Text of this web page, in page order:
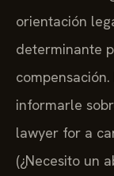
orientación
determinante
informarle
lawyer for a
(¿Necesito un